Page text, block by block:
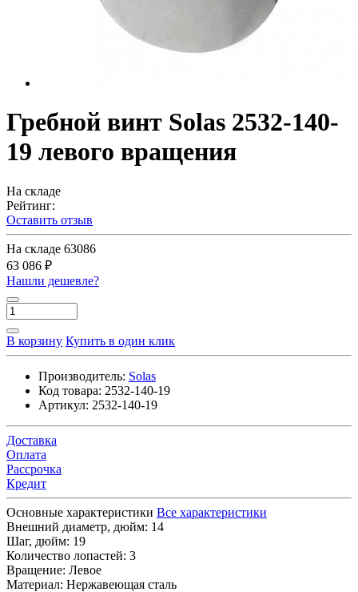
Гребной винт Solas 2532-140-
19 левого вращения
На складе
Рейтинг:
Оставить отзыв
На складе 63086
63 086 ₽
Нашли дешевле?
В корзину Купить в один клик
Производитель: Solas
Код товара: 2532-140-19
Артикул: 2532-140-19
Доставка
Оплата
Рассрочка
Кредит
Основные характеристики Все характеристики
Внешний диаметр, дюйм: 14
Шаг, дюйм: 19
Количество лопастей: 3
Вращение: Левое
Материал: Нержавеющая сталь